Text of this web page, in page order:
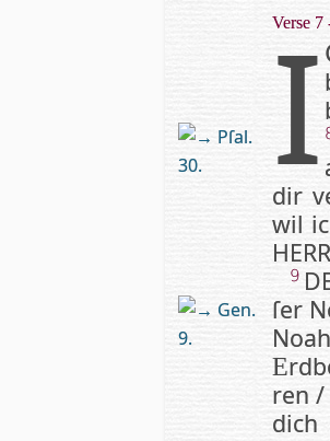
Verse 7
Pſal.
30.
I
dir
wil
Gen.
9.
9
ſer
E
ren /
dich